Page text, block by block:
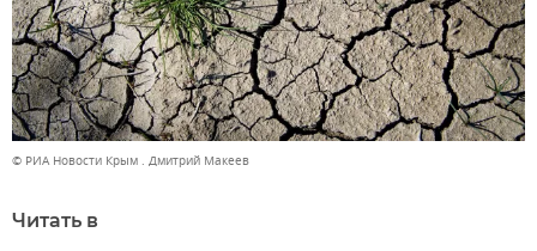
© РИА Новости Крым . Дмитрий Макеев
Читать в